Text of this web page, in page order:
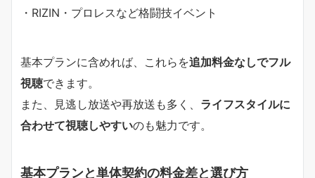
・RIZIN・プロレスなど格闘技イベント
基本プランに含めれば、これらを追加料金なしでフル
視聴できます。
また、見逃し放送や再放送も多く、 ライフスタイルに
合わせて視聴しやすいのも魅力です。
基本プランと単体契約の料金差と選び方